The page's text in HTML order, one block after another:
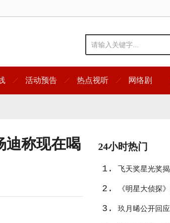
活动预告 热点视听 网络剧
迪称现在喝
24小时热门
1. 飞天奖星光奖
友》入围
2. 《明星大侦探
宿真人秀引期待
3. 玖月晞公开回